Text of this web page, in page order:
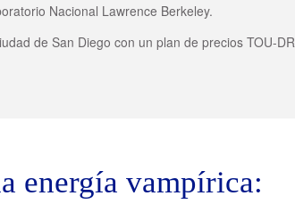
Nacional Lawrence Berkeley.
de San Diego con un plan de precios TOU-
energía vampírica: